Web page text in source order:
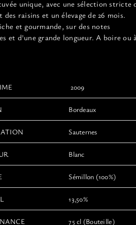
du
produit
unique, avec une sélection stricte
des raisins et un élevage de 26 mois.
et gourmande, sur des notes
et d'une grande longueur. A boire ou
2009
Bordeaux
Sauternes
Blanc
Sémillon (100%)
13,50%
75 cl (Bouteille)